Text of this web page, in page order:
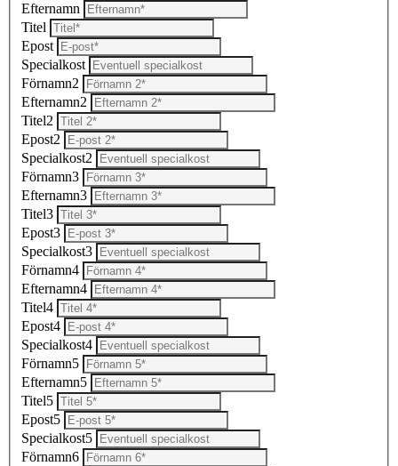
Efternamn
Titel
Epost
Specialkost
Förnamn2
Efternamn2
Titel2
Epost2
Specialkost2
Förnamn3
Efternamn3
Titel3
Epost3
Specialkost3
Förnamn4
Efternamn4
Titel4
Epost4
Specialkost4
Förnamn5
Efternamn5
Titel5
Epost5
Specialkost5
Förnamn6